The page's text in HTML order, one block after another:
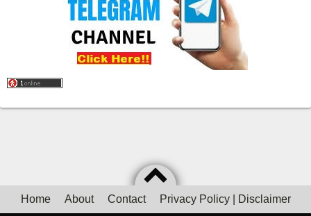
Home About Contact Privacy Policy | Disclaimer